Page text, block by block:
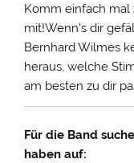
Komm einfach mal
mit!Wenn’s dir
Bernhard Wilmes
heraus, welche
am besten zu dir
Für die Band
haben auf: